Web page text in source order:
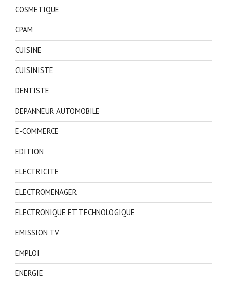
COSMETIQUE
CPAM
CUISINE
CUISINISTE
DENTISTE
DEPANNEUR AUTOMOBILE
E-COMMERCE
EDITION
ELECTRICITE
ELECTROMENAGER
ELECTRONIQUE ET TECHNOLOGIQUE
EMISSION TV
EMPLOI
ENERGIE